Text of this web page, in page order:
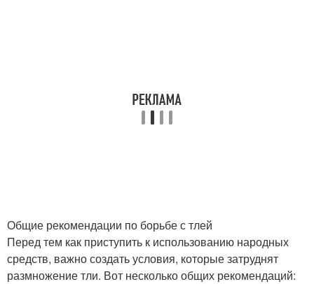
Общие рекомендации по борьбе с тлей
Перед тем как приступить к использованию народных
средств, важно создать условия, которые затруднят
размножение тли. Вот несколько общих рекомендаций: